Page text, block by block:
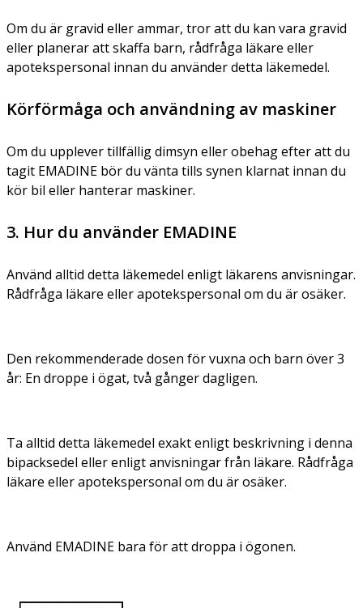
Om du är gravid eller ammar, tror att du kan vara gravid
eller planerar att skaffa barn, rådfråga läkare eller
apotekspersonal innan du använder detta läkemedel.
Körförmåga och användning av maskiner
Om du upplever tillfällig dimsyn eller obehag efter att du
tagit EMADINE bör du vänta tills synen klarnat innan du
kör bil eller hanterar maskiner.
3. Hur du använder EMADINE
Använd alltid detta läkemedel enligt läkarens anvisningar.
Rådfråga läkare eller apotekspersonal om du är osäker.
Den rekommenderade dosen för vuxna och barn över 3
år: En droppe i ögat, två gånger dagligen.
Ta alltid detta läkemedel exakt enligt beskrivning i denna
bipacksedel eller enligt anvisningar från läkare. Rådfråga
läkare eller apotekspersonal om du är osäker.
Använd EMADINE bara för att droppa i ögonen.